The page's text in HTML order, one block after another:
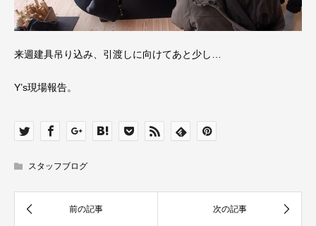
来週建具吊り込み、引渡しに向けてあと少し…
Y’s現場報告。
スタッフブログ